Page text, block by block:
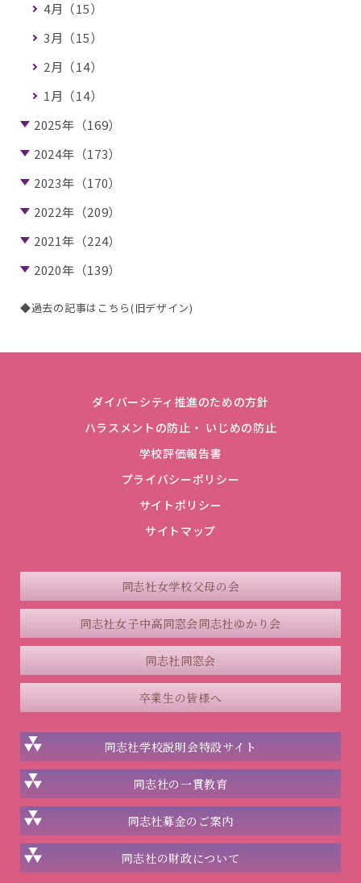
4月（15）
3月（15）
2月（14）
1月（14）
2025年（169）
2024年（173）
2023年（170）
2022年（209）
2021年（224）
2020年（139）
◆過去の記事はこちら(旧デザイン)
ダイバーシティ推進のための方針
ハラスメントの防止・ いじめの防止
学校評価報告書
プライバシーポリシー
サイトポリシー
サイトマップ
同志社女学校父母の会
同志社女子中高同窓会同志社ゆかり会
同志社同窓会
卒業生の皆様へ
同志社学校説明会特設サイト
同志社の一貫教育
同志社募金のご案内
同志社の財政について